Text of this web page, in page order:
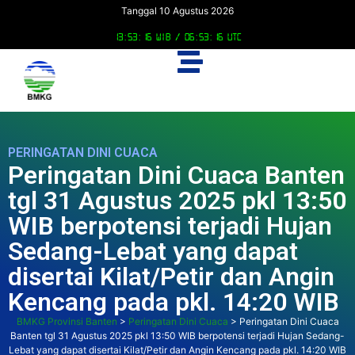
Tanggal 10 Agustus 2026
13:53:17 WIB / 06:53:17 UTC
PERINGATAN DINI CUACA
Peringatan Dini Cuaca Banten
tgl 31 Agustus 2025 pkl 13:50
WIB berpotensi terjadi Hujan
Sedang-Lebat yang dapat
disertai Kilat/Petir dan Angin
Kencang pada pkl. 14:20 WIB
BMKG Provinsi Banten > Peringatan Dini Cuaca > Peringatan Dini Cuaca
Banten tgl 31 Agustus 2025 pkl 13:50 WIB berpotensi terjadi Hujan Sedang-
Lebat yang dapat disertai Kilat/Petir dan Angin Kencang pada pkl. 14:20 WIB